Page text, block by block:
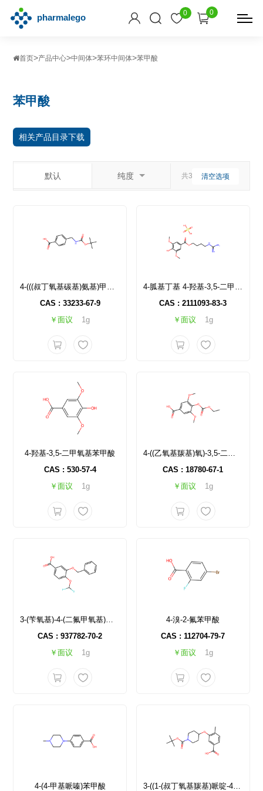
0 0
首页>产品中心>中间体>苯环中间体>苯甲酸
苯甲酸
相关产品目录下载
默认 纯度 共35个相关产品
清空选项
4-(((叔丁氧基碳基)氨基)甲基)苯甲酸)
CAS : 33233-67-9
￥面议
1g
4-胍基丁基 4-羟基-3,5-二甲氧基苯甲酸盐硫酸
CAS : 2111093-83-3
￥面议
1g
4-羟基-3,5-二甲氧基苯甲酸
CAS : 530-57-4
￥面议
1g
4-((乙氧基羰基)氧)-3,5-二甲氧基苯甲酸
CAS : 18780-67-1
￥面议
1g
3-(苄氧基)-4-(二氟甲氧基)苯甲酸
CAS : 937782-70-2
￥面议
1g
4-溴-2-氟苯甲酸
CAS : 112704-79-7
￥面议
1g
4-(4-甲基哌嗪)苯甲酸
3-((1-(叔丁氧基羰基)哌啶-4-基)氧基)-4-甲基苯甲酸